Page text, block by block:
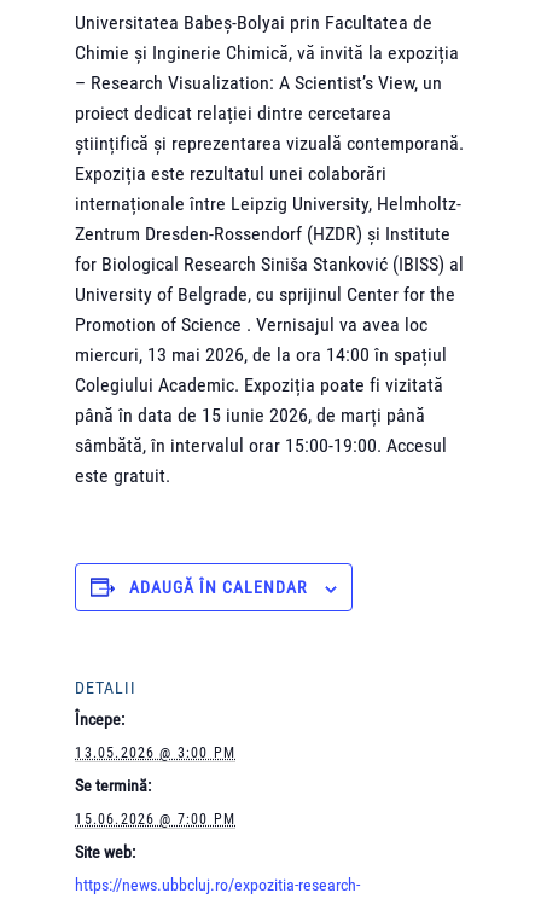
Universitatea Babeș-Bolyai prin Facultatea de
Chimie și Inginerie Chimică, vă invită la expoziția
– Research Visualization: A Scientist’s View, un
proiect dedicat relației dintre cercetarea
științifică și reprezentarea vizuală contemporană.
Expoziția este rezultatul unei colaborări
internaționale între Leipzig University, Helmholtz-
Zentrum Dresden-Rossendorf (HZDR) și Institute
for Biological Research Siniša Stanković (IBISS) al
University of Belgrade, cu sprijinul Center for the
Promotion of Science . Vernisajul va avea loc
miercuri, 13 mai 2026, de la ora 14:00 în spațiul
Colegiului Academic. Expoziția poate fi vizitată
până în data de 15 iunie 2026, de marți până
sâmbătă, în intervalul orar 15:00-19:00. Accesul
este gratuit.
ADAUGĂ ÎN CALENDAR
DETALII
Începe:
13.05.2026 @ 3:00 PM
Se termină:
15.06.2026 @ 7:00 PM
Site web:
https://news.ubbcluj.ro/expozitia-research-